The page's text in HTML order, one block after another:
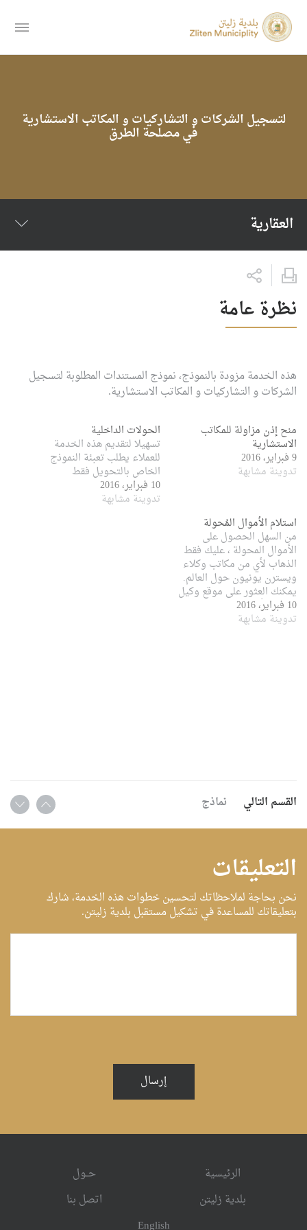
لتسجيل الشركات و التشاركيات و المكاتب الاستشارية
في مصلحة الطرق
العقارية
نظرة عامة
هذه الخدمة مزودة بالنموذج، نموذج المستندات المطلوبة لتسجيل
الشركات و التشاركيات و المكاتب الاستشارية.
منح إذن مزاولة للمكاتب
الاستشارية
9 فبراير، 2016
تدوينة مشابهة
الحولات الداخلية
تسهيلا لتقديم هذه الخدمة
للعملاء يطلب تعبئة النموذج
الخاص بالتحويل فقط
10 فبراير، 2016
تدوينة مشابهة
استلام الأموال المُحولة
من السهل الحصول على
الأموال المحولة ، عليك فقط
الذهاب لأي من مكاتب وكلاء
ويسترن يونيون حول العالم.
يمكنك العثور على موقع وكيل
في عدة أماكن. على سبيل
المثال المحلات الكبيرة،
10 فبراير، 2016
تدوينة مشابهة
القسم التالي نماذج
التعليقات
نحن بحاجة لملاحظاتك لتحسين خطوات هذه الخدمة، شارك
بتعليقاتك للمساعدة في تشكيل مستقبل بلدية زليتن.
إرسال
الرئيسية
حــول
بلدية زليتن
اتصل بنا